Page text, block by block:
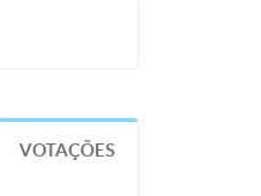
VOTAÇÕES